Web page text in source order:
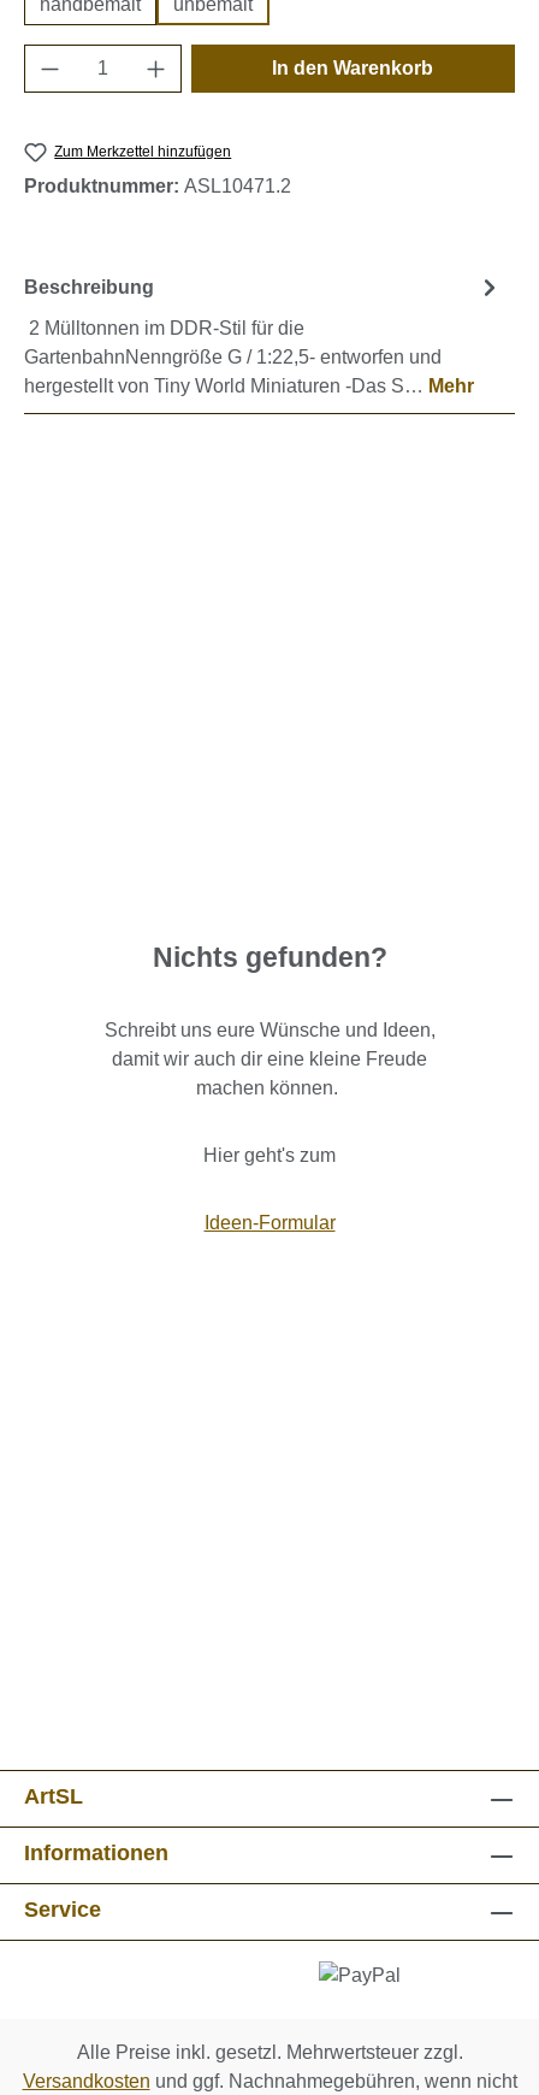
Produkt Anzahl: Gib den gewünschten
In den Warenkorb
Zum Merkzettel hinzufügen
Produktnummer: ASL10471.2
Beschreibung
2 Mülltonnen im DDR-Stil für die
GartenbahnNenngröße G / 1:22,5- entworfen und
hergestellt von Tiny World Miniaturen -Das S… Mehr
Nichts gefunden?
Schreibt uns eure Wünsche und Ideen,
damit wir auch dir eine kleine Freude
machen können.
Hier geht's zum
Ideen-Formular
ArtSL
Informationen
Service
Alle Preise inkl. gesetzl. Mehrwertsteuer zzgl.
Versandkosten und ggf. Nachnahmegebühren, wenn nicht